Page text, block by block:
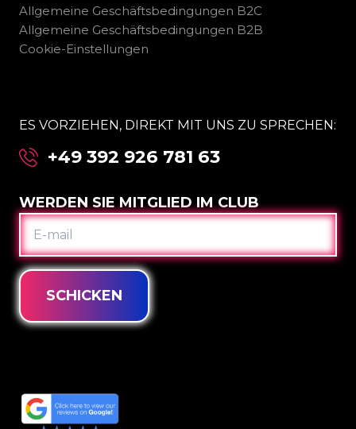
Allgemeine Geschäftsbedingungen B2C
Allgemeine Geschäftsbedingungen B2B
Cookie-Einstellungen
ES VORZIEHEN, DIREKT MIT UNS ZU SPRECHEN:
+49 392 926 781 63
WERDEN SIE MITGLIED IM CLUB
E-
MAIL
SCHICKEN